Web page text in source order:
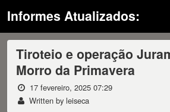
Informes Atualizados:
Tiroteio e operação
Morro da Primavera
17 fevereiro, 2025 07:29
Written by leiseca